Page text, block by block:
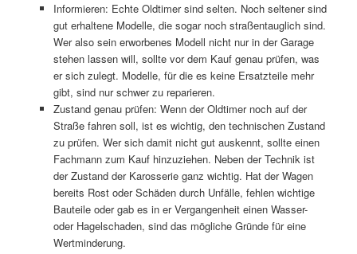
Informieren: Echte Oldtimer sind selten. Noch seltener sind
gut erhaltene Modelle, die sogar noch straßentauglich sind.
Wer also sein erworbenes Modell nicht nur in der Garage
stehen lassen will, sollte vor dem Kauf genau prüfen, was
er sich zulegt. Modelle, für die es keine Ersatzteile mehr
gibt, sind nur schwer zu reparieren.
Zustand genau prüfen: Wenn der Oldtimer noch auf der
Straße fahren soll, ist es wichtig, den technischen Zustand
zu prüfen. Wer sich damit nicht gut auskennt, sollte einen
Fachmann zum Kauf hinzuziehen. Neben der Technik ist
der Zustand der Karosserie ganz wichtig. Hat der Wagen
bereits Rost oder Schäden durch Unfälle, fehlen wichtige
Bauteile oder gab es in er Vergangenheit einen Wasser-
oder Hagelschaden, sind das mögliche Gründe für eine
Wertminderung.